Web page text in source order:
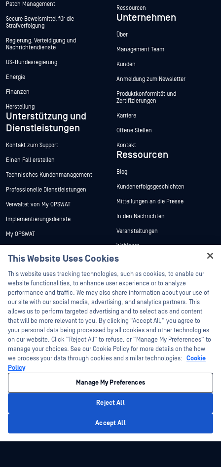
Patch Management
Secure Beweismittel für die
Strafverfolgung
Regierung, Verteidigung und
Nachrichtendienste
US-Bundesregierung
Energie
Finanzen
Herstellung
Unterstützung und
Dienstleistungen
Kontakt zum Support
Einen Fall erstellen
Technisches Kundenmanagement
Professionelle Dienstleistungen
Verwaltet von My OPSWAT
Implementierungsdienste
My OPSWAT
Ausbildung
Programm zur Behebung von
Sicherheitslücken
Partner
Zertifizierung
Technologie-Partner
Partner Programm
Ressourcen
Unternehmen
Über
Management Team
Kunden
Anmeldung zum Newsletter
Produktkonformität und
Zertifizierungen
Karriere
Offene Stellen
Kontakt
Ressourcen
Blog
Kundenerfolgsgeschichten
Mitteilungen an die Presse
In den Nachrichten
Veranstaltungen
Webinare
Datenblätter
Weiße Papiere
Kostenlose Tools
©2026 OPSWAT . Alle Rechte vorbehalten. OPSWAT, MetaDefender, Metascan,
MetaAccess, das OPSWAT , Trust no File. Trust No Device., OPSWAT , Protecting the
World's Critical Infrastructure, Deep CDR™ Technology, InQuest, das InQuest-Logo,
DFI, RetroHunt, Deep File Inspection und Join the Hunt sind Marken von OPSWAT .
Marken von Drittanbietern sind Eigentum ihrer jeweiligen Inhaber.
Cookie-Präferenzen verwalten
Entscheidungen zum Datenschutz in Kalifornien
This Website Uses Cookies
This website uses tracking technologies, such as cookies, to enable our
website functionalities, to enhance user experience or to analyze
performance and traffic. We may also share information about your use of
our site with our social media, advertising, and analytics partners. This
allows us to perform targeted advertising and to select ads and content
that will be more relevant to you. By clicking “Accept All,” you agree to
your personal data being processed by all cookies and other technologies
on our website. Click “Reject All” to refuse, or “Manage My Preferences” to
manage your choices. See our Cookie Policy for more details on the how
we process your data through cookies and similar technologies: Cookie
Policy
Manage My Preferences
Reject All
Accept All
Hey there!
I'm Ozzy, your OPSWAT virtual assistant.
How can I help you secure what's critical
today?